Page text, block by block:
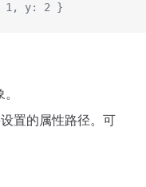
y: 2 }
置的属性路径。可